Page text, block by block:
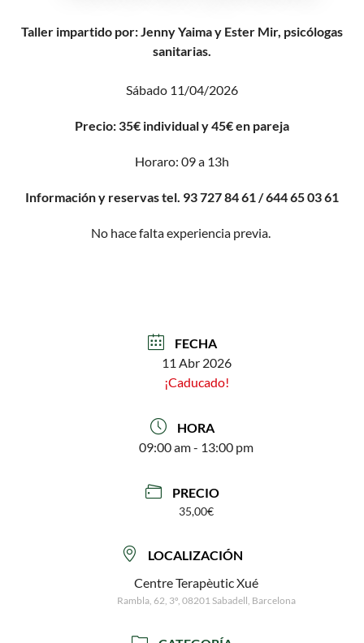
Taller impartido por: Jenny Yaima y Ester Mir, psicólogas
sanitarias.
Sábado 11/04/2026
Precio: 35€ individual y 45€ en pareja
Horaro: 09 a 13h
Información y reservas tel. 93 727 84 61 / 644 65 03 61
No hace falta experiencia previa.
FECHA
11 Abr 2026
¡Caducado!
HORA
09:00 am - 13:00 pm
PRECIO
35,00€
LOCALIZACIÓN
Centre Terapèutic Xué
Rambla, 62, 3º, 08201 Sabadell, Barcelona